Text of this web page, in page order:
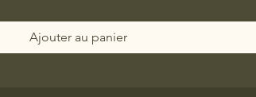
Ajouter au panier